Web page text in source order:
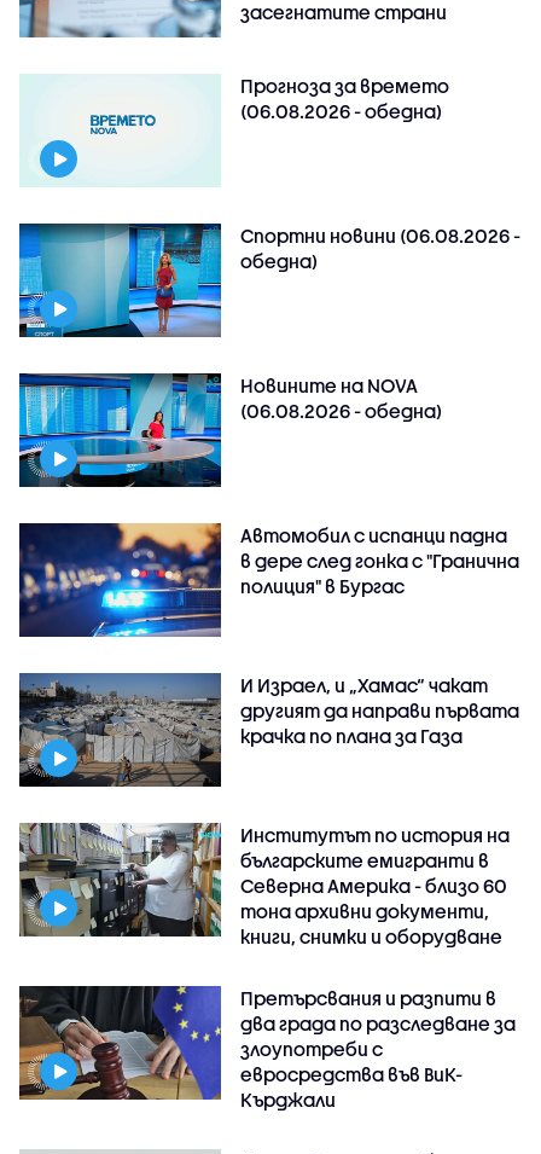
засегнатите страни
Прогноза за времето
(06.08.2026 - обедна)
Спортни новини (06.08.2026 -
обедна)
Новините на NOVA
(06.08.2026 - обедна)
Автомобил с испанци падна
в дере след гонка с "Гранична
полиция" в Бургас
И Израел, и „Хамас“ чакат
другият да направи първата
крачка по плана за Газа
Институтът по история на
българските емигранти в
Северна Америка - близо 60
тона архивни документи,
книги, снимки и оборудване
Претърсвания и разпити в
два града по разследване за
злоупотреби с
евросредства във ВиК-
Кърджали